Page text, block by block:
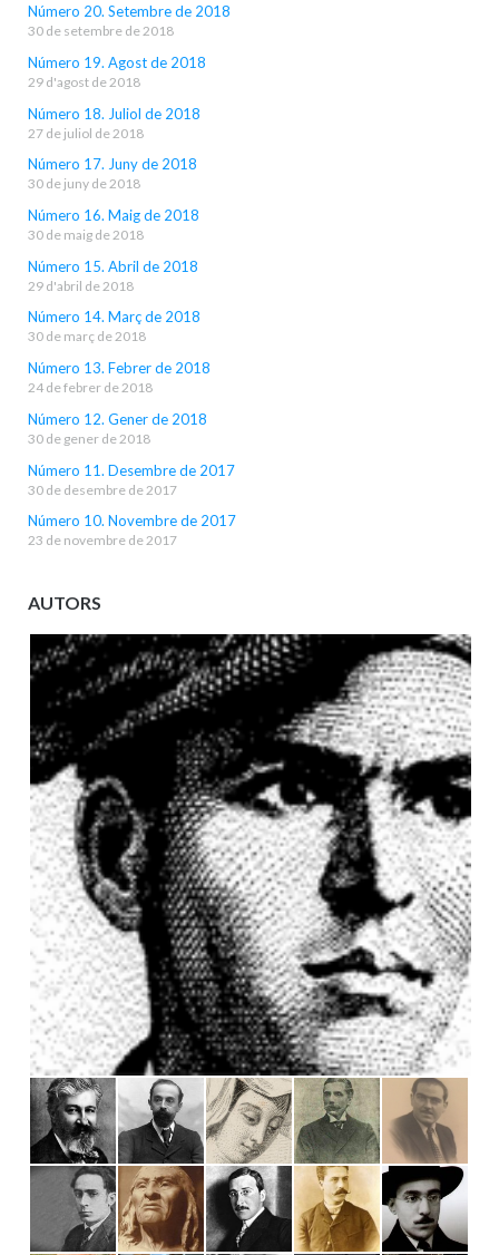
Número 20. Setembre de 2018
30 de setembre de 2018
Número 19. Agost de 2018
29 d'agost de 2018
Número 18. Juliol de 2018
27 de juliol de 2018
Número 17. Juny de 2018
30 de juny de 2018
Número 16. Maig de 2018
30 de maig de 2018
Número 15. Abril de 2018
29 d'abril de 2018
Número 14. Març de 2018
30 de març de 2018
Número 13. Febrer de 2018
24 de febrer de 2018
Número 12. Gener de 2018
30 de gener de 2018
Número 11. Desembre de 2017
30 de desembre de 2017
Número 10. Novembre de 2017
23 de novembre de 2017
AUTORS